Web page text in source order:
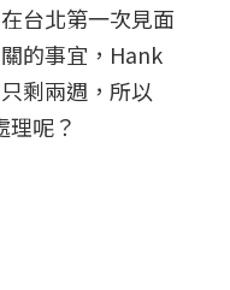
台北第一次見面
的事宜，Hank
剩兩週，所以
理呢？